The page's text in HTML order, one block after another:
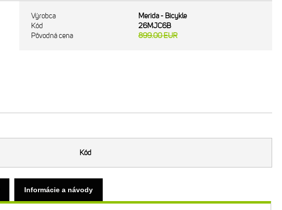
Výrobca
Merida - Bicykle
Kód
26MJC6B
Pôvodná cena
899.00EUR
Kód
Informácie a návody